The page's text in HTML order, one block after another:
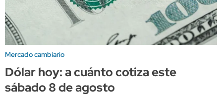
Mercado cambiario
Dólar hoy: a cuánto cotiza este
sábado 8 de agosto